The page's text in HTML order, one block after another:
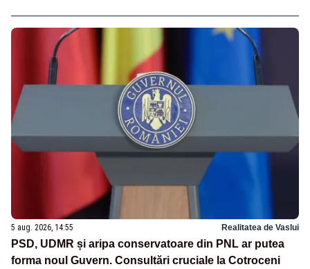
5 aug. 2026, 14:55 Realitatea de Vaslui
PSD, UDMR și aripa conservatoare din PNL ar putea
forma noul Guvern. Consultări cruciale la Cotroceni